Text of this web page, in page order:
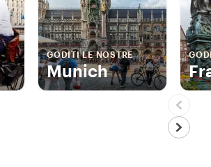
GODITI LE NOSTRE
Munich